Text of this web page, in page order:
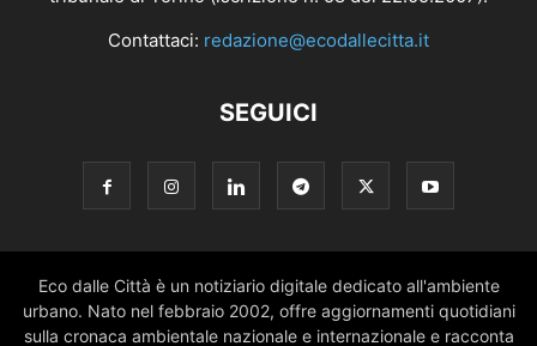
Contattaci: redazione@ecodallecitta.it
SEGUICI
Eco dalle Città è un notiziario digitale dedicato all'ambiente
urbano. Nato nel febbraio 2002, offre aggiornamenti quotidiani
sulla cronaca ambientale nazionale e internazionale e racconta